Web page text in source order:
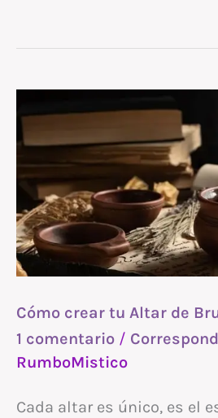
Cómo crear tu Altar de
1 comentario /
RumboMistico
Cada altar es único, es el
Altar
de
Bruja